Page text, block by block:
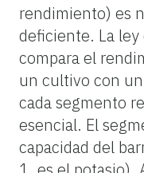
rendimiento) es
deficiente. La
compara el
un cultivo con
cada segmento
esencial. El
capacidad del